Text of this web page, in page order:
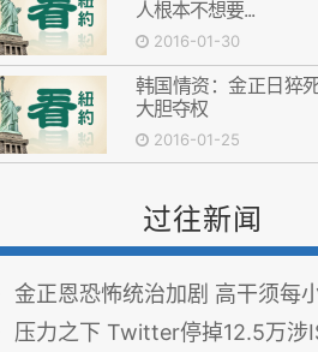
人根本不想要...
2016-01-30
韩国情资：金正日猝
大胆夺权
2016-01-25
过往新闻
金正恩恐怖统治加剧 高干须每小时
压力之下 Twitter停掉12.5万涉